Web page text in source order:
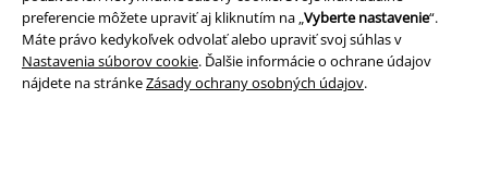
preferencie môžete upraviť aj kliknutím na „Vyberte nastavenie“.
Máte právo kedykoľvek odvolať alebo upraviť svoj súhlas v
Nastavenia súborov cookie. Ďalšie informácie o ochrane údajov
nájdete na stránkeZásady ochrany osobných údajov.
Vyhlásenie o zhode
Informácie o prístupnosti